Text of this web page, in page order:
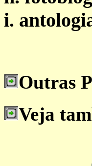
i.
Outras
Veja